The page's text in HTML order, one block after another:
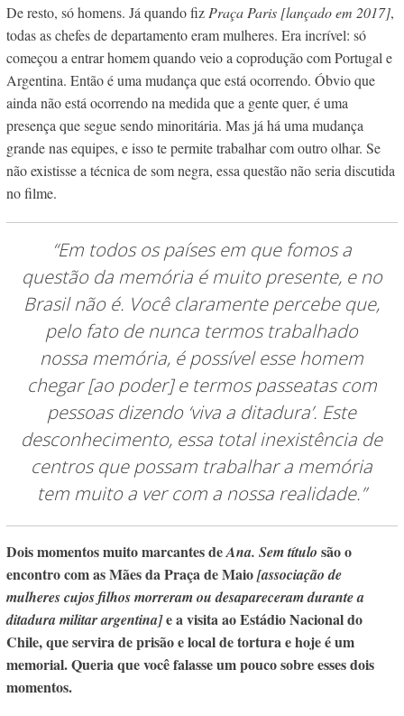
De resto, só homens. Já quando fiz Praça Paris [lançado em 2017],
todas as chefes de departamento eram mulheres. Era incrível: só
começou a entrar homem quando veio a coprodução com Portugal e
Argentina. Então é uma mudança que está ocorrendo. Óbvio que
ainda não está ocorrendo na medida que a gente quer, é uma
presença que segue sendo minoritária. Mas já há uma mudança
grande nas equipes, e isso te permite trabalhar com outro olhar. Se
não existisse a técnica de som negra, essa questão não seria discutida
no filme.
“Em todos os países em que fomos a
questão da memória é muito presente, e no
Brasil não é. Você claramente percebe que,
pelo fato de nunca termos trabalhado
nossa memória, é possível esse homem
chegar[ao poder]e termos passeatas com
pessoas dizendo ‘viva a ditadura’. Este
desconhecimento, essa total inexistência de
centros que possam trabalhar a memória
tem muito a ver com a nossa realidade.”
Dois momentos muito marcantes deAna. Sem título são o
encontro com as Mães da Praça de Maio[associação de
mulheres cujos filhos morreram ou desapareceram durante a
ditadura militar argentina]e a visita ao Estádio Nacional do
Chile, que servira de prisão e local de tortura e hoje é um
memorial. Queria que você falasse um pouco sobre esses dois
momentos.